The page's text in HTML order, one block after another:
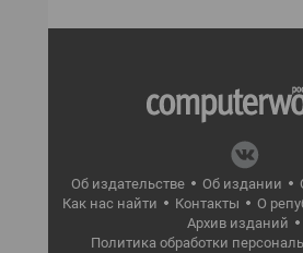
Об издательстве Об издании
Как нас найти
Контакты О
Архив изданий
Политика обработки